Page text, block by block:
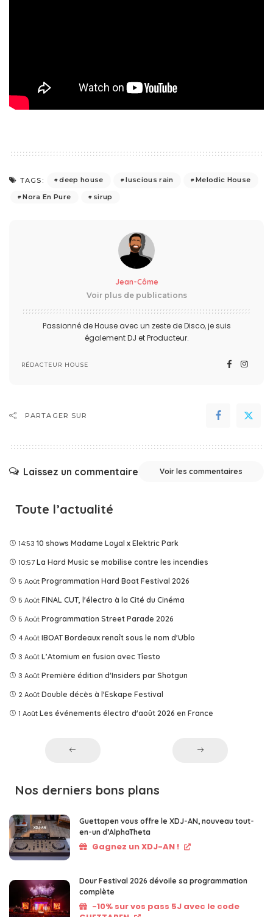
TAGS: deep house luscious rain
Melodic House
Nora En Pure
sirup
Jean-Côme
Voir plus de publications
Passionné de House avec un zeste de Disco, je suis
également DJ et Producteur.
RÉDACTEUR HOUSE
PARTAGER SUR
Laissez un commentaire Voir les commentaires
Toute l’actualité
14:53 10 shows Madame Loyal x Elektric Park
10:57 La Hard Music se mobilise contre les incendies
5 Août Programmation Hard Boat Festival 2026
5 Août FINAL CUT, l'électro à la Cité du Cinéma
5 Août Programmation Street Parade 2026
4 Août IBOAT Bordeaux renaît sous le nom d'Ublo
3 Août L’Atomium en fusion avec Tîesto
3 Août Première édition d'Insiders par Shotgun
2 Août Double décès à l'Eskape Festival
1 Août Les événements électro d'août 2026 en France
Nos derniers bons plans
Guettapen vous offre le XDJ-AN, nouveau tout-
en-un d’AlphaTheta
Gagnez un XDJ-AN !
Dour Festival 2026 dévoile sa programmation
complète
-10% sur vos pass 5J avec le code